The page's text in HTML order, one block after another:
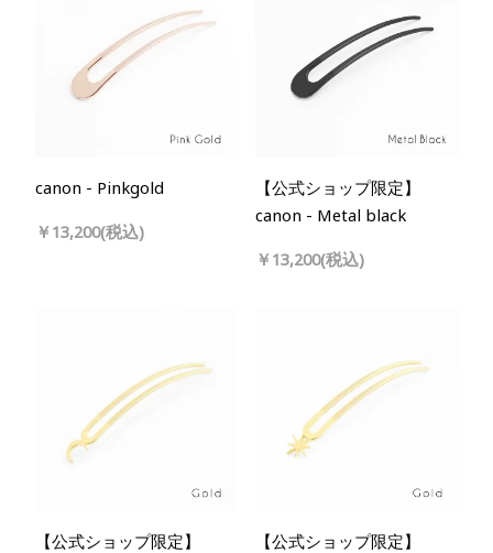
canon - Pinkgold
￥13,200(税込)
【公式ショップ限定】
canon - Metal black
￥13,200(税込)
【公式ショップ限定】
【公式ショップ限定】